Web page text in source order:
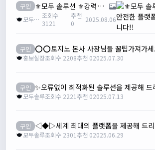
구인 ⚜️모두 솔루션 ⚜️강력하고 안전한 플랫폼 제공을 약속드립니다!!
모두솔루 조회수
3121
추천
0
2025.08.06
구인
홍보실장조회수 2208추천 02025.07.30
구인
모두솔루조회수 2221추천 02025.07.13
구인
모두솔루조회수 2301추천 02025.06.29